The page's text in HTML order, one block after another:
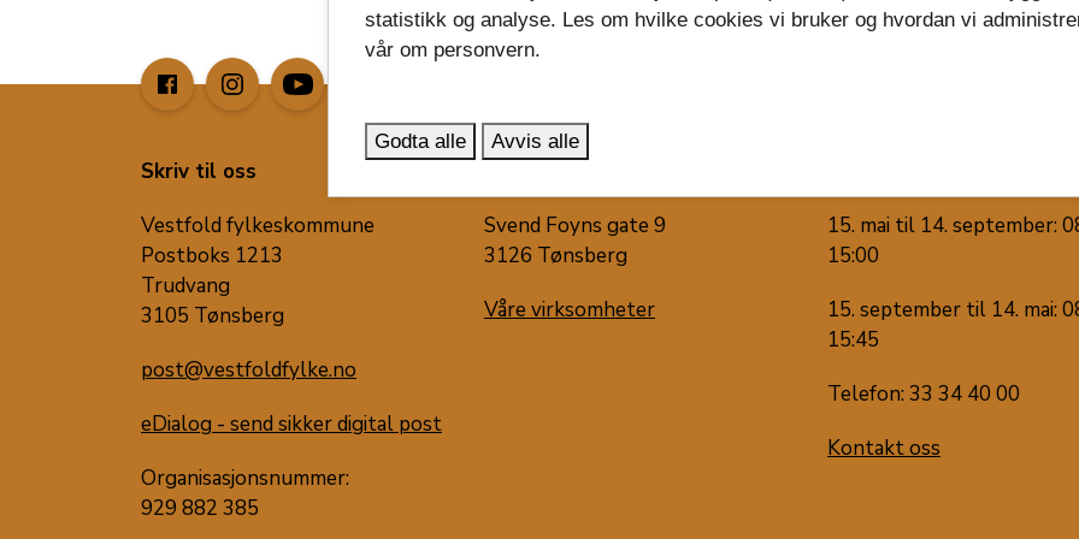
Skriv til oss
Vestfold fylkeskommune
Postboks 1213
Trudvang
3105 Tønsberg
post@vestfoldfylke.no
eDialog - send sikker digital post
Organisasjonsnummer:
929 882 385
Svend Foyns gate 9
3126 Tønsberg
Våre virksomheter
15. mai til 14. september:
15:00
15. september til 14. mai:
15:45
Telefon: 33 34 40 00
Kontakt oss
statistikk og analyse. Les om hvilke cookies vi bruker og hvordan vi
vår om personvern.
Godta alle Avvis alle